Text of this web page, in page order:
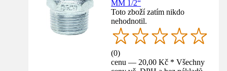
MM 1/2“
Toto zboží zatím nikdo
nehodnotil.
(0)
cenu — 20,00 Kč * Všechny